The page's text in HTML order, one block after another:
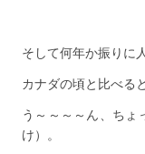
そして何年か振りに
カナダの頃と比べる
う～～～～ん、ち
け）。